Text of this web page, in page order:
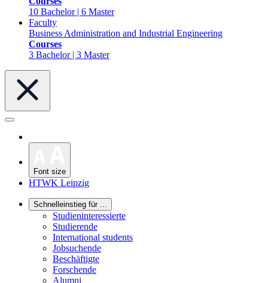
10 Bachelor | 6 Master
Faculty
Business Administration and Industrial Engineering
Courses
3 Bachelor | 3 Master
Font size
HTWK Leipzig
Schnelleinstieg für ...
Studieninteressierte
Studierende
International students
Jobsuchende
Beschäftigte
Forschende
Alumni